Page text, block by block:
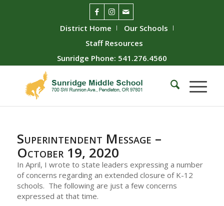
District Home
Our Schools
Staff Resources
Sunridge Phone: 541.276.4560
Superintendent Message –
October 19, 2020
In April, I wrote to state leaders expressing a number
of concerns regarding an extended closure of K-12
schools. The following are just a few concerns
expressed at that time.